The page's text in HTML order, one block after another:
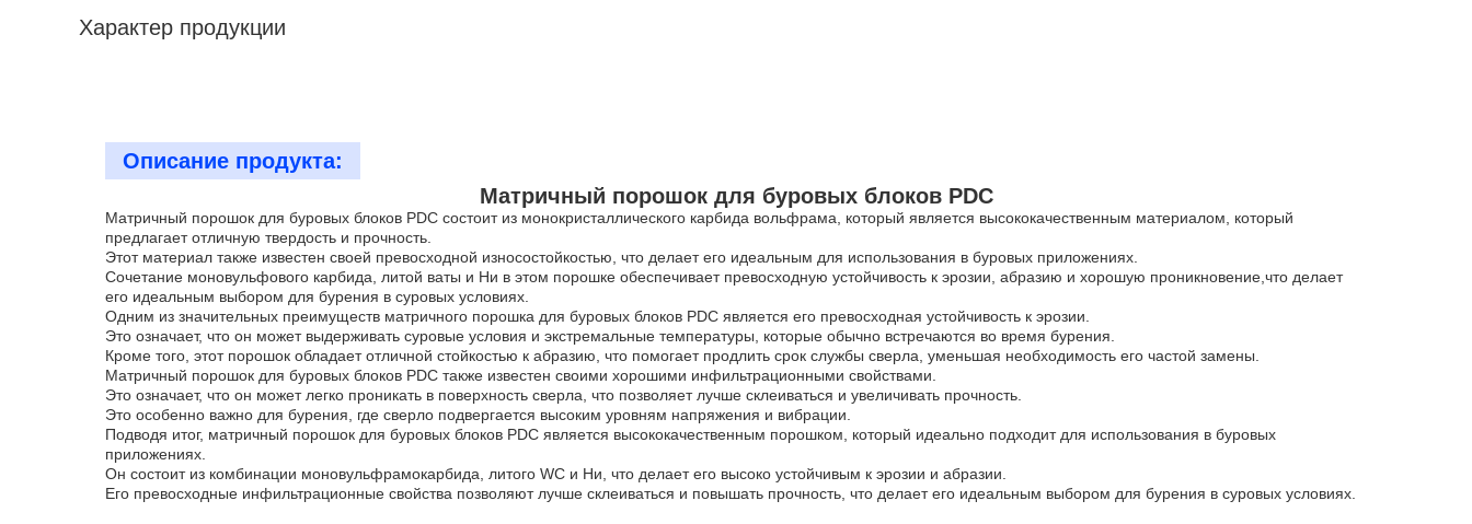
Характер продукции
Описание продукта:
Матричный порошок для буровых блоков PDC
Матричный порошок для буровых блоков PDC состоит из монокристаллического карбида вольфрама, который является высококачественным материалом, который
предлагает отличную твердость и прочность.
Этот материал также известен своей превосходной износостойкостью, что делает его идеальным для использования в буровых приложениях.
Сочетание моновульфового карбида, литой ваты и Ни в этом порошке обеспечивает превосходную устойчивость к эрозии, абразию и хорошую проникновение,что делает
его идеальным выбором для бурения в суровых условиях.
Одним из значительных преимуществ матричного порошка для буровых блоков PDC является его превосходная устойчивость к эрозии.
Это означает, что он может выдерживать суровые условия и экстремальные температуры, которые обычно встречаются во время бурения.
Кроме того, этот порошок обладает отличной стойкостью к абразию, что помогает продлить срок службы сверла, уменьшая необходимость его частой замены.
Матричный порошок для буровых блоков PDC также известен своими хорошими инфильтрационными свойствами.
Это означает, что он может легко проникать в поверхность сверла, что позволяет лучше склеиваться и увеличивать прочность.
Это особенно важно для бурения, где сверло подвергается высоким уровням напряжения и вибрации.
Подводя итог, матричный порошок для буровых блоков PDC является высококачественным порошком, который идеально подходит для использования в буровых
приложениях.
Он состоит из комбинации моновульфрамокарбида, литого WC и Ни, что делает его высоко устойчивым к эрозии и абразии.
Его превосходные инфильтрационные свойства позволяют лучше склеиваться и повышать прочность, что делает его идеальным выбором для бурения в суровых условиях.